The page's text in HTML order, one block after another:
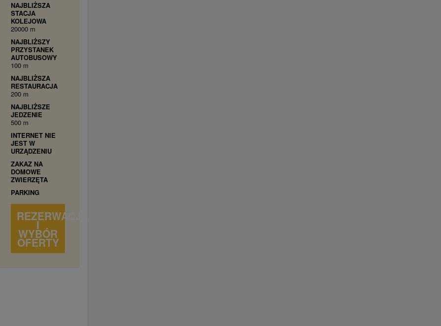
NAJBLIŻSZA
STACJA
KOLEJOWA
20000 m
NAJBLIŻSZY
PRZYSTANEK
AUTOBUSOWY
100 m
NAJBLIŻSZA
RESTAURACJA
200 m
NAJBLIŻSZE
JEDZENIE
500 m
INTERNET NIE
JEST W
URZĄDZENIU
ZAKAZ NA
DOMOWE
ZWIERZĘTA
PARKING
REZERWACJA
I
WYBÓR
OFERTY